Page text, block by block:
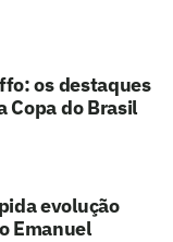
os destaques
Copa do Brasil
evolução
Emanuel